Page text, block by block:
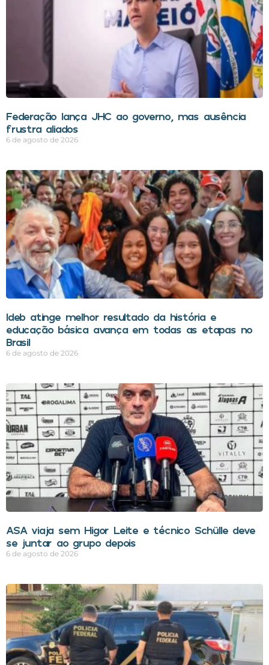
Federação lança JHC ao governo, mas ausência
frustra aliados
6 de agosto de 2026
Ideb atinge melhor resultado da história e
educação básica avança em todas as etapas no
Brasil
6 de agosto de 2026
ASA viaja sem Higor Leite e técnico Schülle deve
se juntar ao grupo depois
6 de agosto de 2026